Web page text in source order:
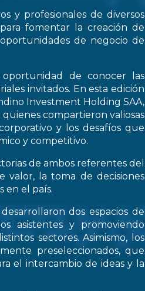
y profesionales de diversos
fomentar la creación de
de negocio de
de conocer las
invitados. En esta edición
Investment Holding SAA,
compartieron valiosas
y los desafíos que
y competitivo.
de ambos referentes del
valor, la toma de decisiones
en el país.
dos espacios de
asistentes y promoviendo
sectores. Asimismo, los
preseleccionados, que
el intercambio de ideas y la